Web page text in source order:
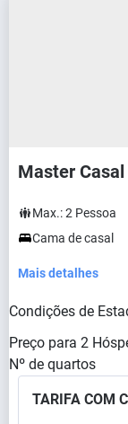
Master Casal
Max.:2 Pessoa
Cama de casal
Mais detalhes
Condições de
Preço para 2
Nº de quartos
TARIFA COM